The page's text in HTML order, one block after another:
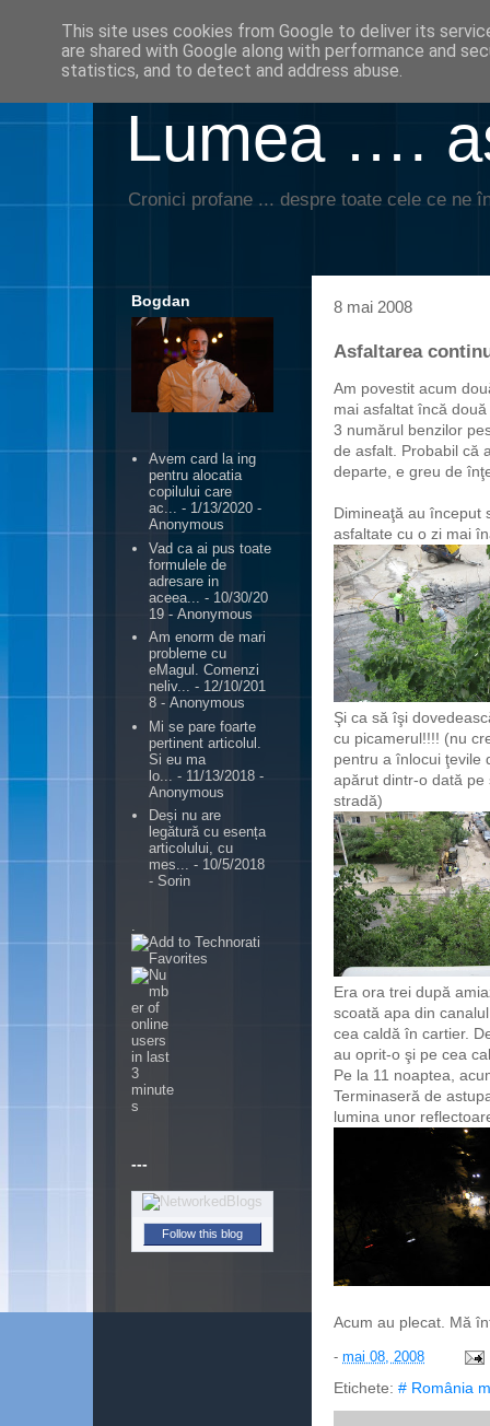
Lumea ….
Cronici profane ... despre toate cele ce ne
8 mai 2008
Asfaltarea
Am povestit acum
mai asfaltat încă
3 numărul benzilor
de asfalt. Probabil că
departe, e greu de
Dimineaţă au început
asfaltate cu o zi mai
Şi ca să îşi
cu picamerul!!!! (nu
pentru a înlocui ţevile
apărut dintr-o dată pe
stradă)
Era ora trei după
scoată apa din
cea caldă în cartier.
au oprit-o şi pe cea
Pe la 11 noaptea,
Terminaseră de
lumina unor
Acum au plecat. Mă
- mai 08, 2008
Etichete: # România
Bogdan
Avem card la ing
pentru alocatia
copilului care
ac... - 1/13/2020 -
Anonymous
Vad ca ai pus toate
formulele de
adresare in
aceea...
- 10/30/20
19 - Anonymous
Am enorm de mari
probleme cu
eMagul. Comenzi
neliv... - 12/10/201
8 - Anonymous
Mi se pare foarte
pertinent articolul.
Si eu ma
lo...
- 11/13/2018 -
Anonymous
Deși nu are
legătură cu esența
articolului, cu
mes... - 10/5/2018
- Sorin
---
Follow this blog
This site uses cookies from Google to deliver its
are shared with Google along with performance and
statistics, and to detect and address abuse.